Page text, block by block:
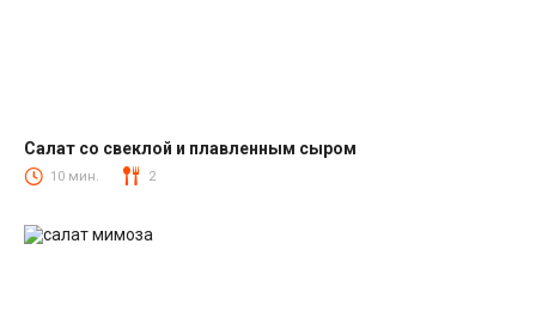
Салаты со свеклой
Салат со свеклой и плавленным сыром
10 мин. 2